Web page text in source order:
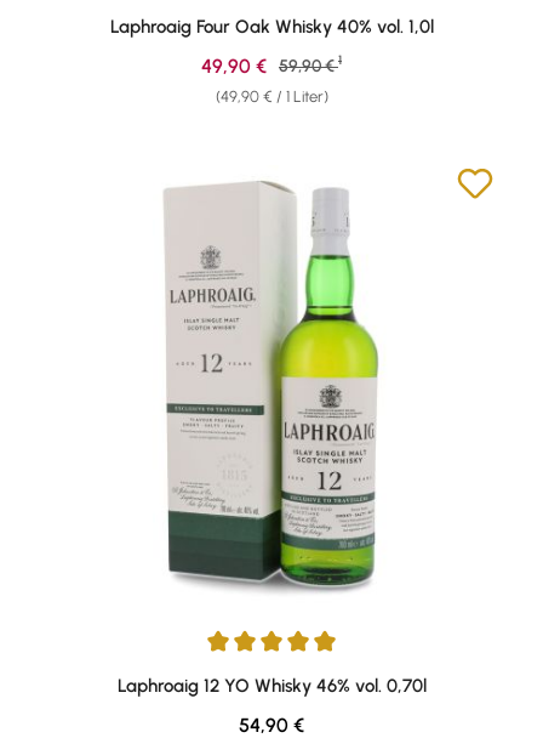
Durchschnittliche Bewertung von 4.76 von 5 Sternen
Laphroaig Four Oak Whisky 40% vol. 1,0l
(49,90 € / 1 Liter)
Verkaufspreis:
49,90 € Regulärer Preis:
59,90 € 1
Durchschnittliche Bewertung von 5 von 5 Sternen
Laphroaig 12 YO Whisky 46% vol. 0,70l
Regulärer Preis:
54,90 €